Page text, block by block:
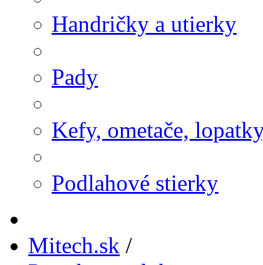
Handričky a utierky
Pady
Kefy, ometače,
Podlahové stierky
Mitech.sk /